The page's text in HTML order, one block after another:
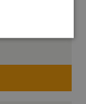
erprobtem